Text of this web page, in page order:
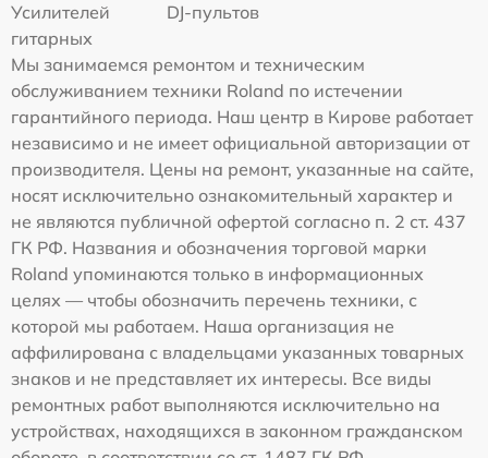
Усилителей
гитарных
DJ-пультов
Мы занимаемся ремонтом и техническим
обслуживанием техники Roland по истечении
гарантийного периода. Наш центр в Кирове работает
независимо и не имеет официальной авторизации от
производителя. Цены на ремонт, указанные на сайте,
носят исключительно ознакомительный характер и
не являются публичной офертой согласно п. 2 ст. 437
ГК РФ. Названия и обозначения торговой марки
Roland упоминаются только в информационных
целях — чтобы обозначить перечень техники, с
которой мы работаем. Наша организация не
аффилирована с владельцами указанных товарных
знаков и не представляет их интересы. Все виды
ремонтных работ выполняются исключительно на
устройствах, находящихся в законном гражданском